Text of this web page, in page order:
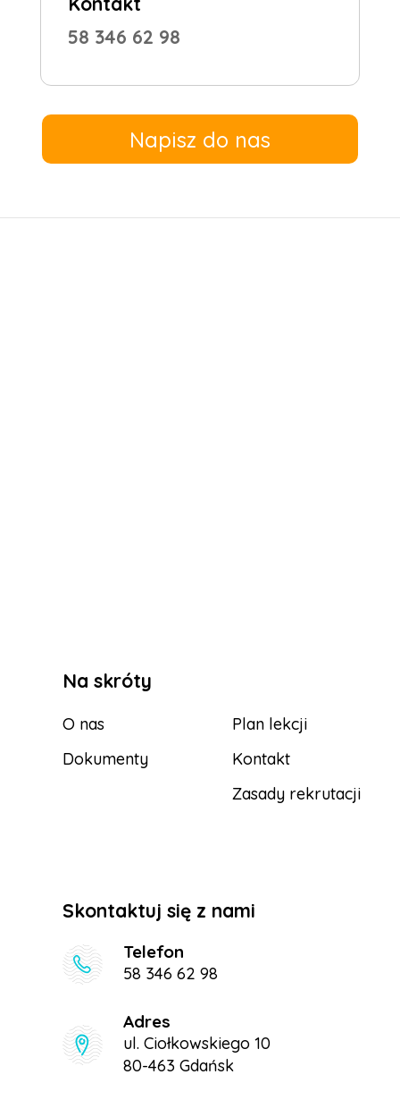
58 346 62 98
Napisz do nas
Na skróty
O nas
Plan lekcji
Dokumenty
Kontakt
Zasady rekrutacji
Skontaktuj się z nami
Telefon
58 346 62 98
Adres
ul. Ciołkowskiego 10
80-463 Gdańsk